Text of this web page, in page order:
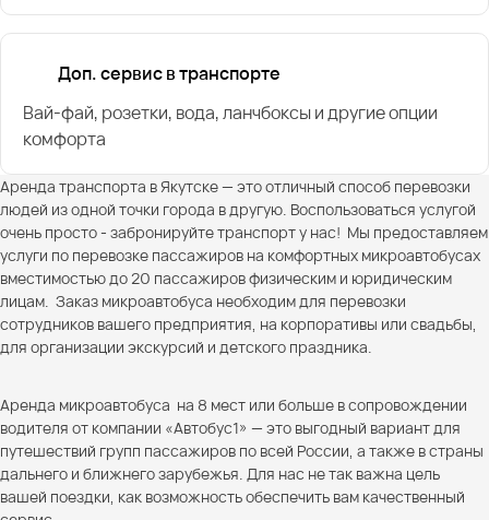
Доп. сервис в транспорте
Вай-фай, розетки, вода, ланчбоксы и другие опции
комфорта
Аренда транспорта в Якутске — это отличный способ перевозки
людей из одной точки города в другую. Воспользоваться услугой
очень просто - забронируйте транспорт у нас! Мы предоставляем
услуги по перевозке пассажиров на комфортных микроавтобусах
вместимостью до 20 пассажиров физическим и юридическим
лицам. Заказ микроавтобуса необходим для перевозки
сотрудников вашего предприятия, на корпоративы или свадьбы,
для организации экскурсий и детского праздника.
Аренда микроавтобуса на 8 мест или больше в сопровождении
водителя от компании «Автобус1» — это выгодный вариант для
путешествий групп пассажиров по всей России, а также в страны
дальнего и ближнего зарубежья. Для нас не так важна цель
вашей поездки, как возможность обеспечить вам качественный